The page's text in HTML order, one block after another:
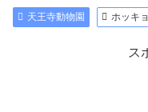
天王寺動物園 ホッキ
ス